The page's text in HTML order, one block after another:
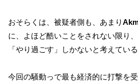
おそらくは、被疑者側も、あまり
に、よほど酷いことをされない限り
「やり過ごす」しかないと考えている
今回の騒動っで最も経済的に打撃を受